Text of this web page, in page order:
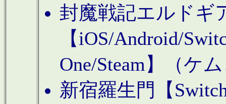
封魔戦記エルドギ
【iOS/Android/
One/Steam】（ケ
新宿羅生門【